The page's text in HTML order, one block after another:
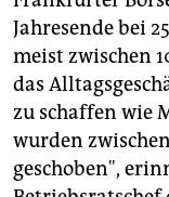
Jahresende bei
meist zwischen
das
zu schaffen wie
wurden
geschoben",